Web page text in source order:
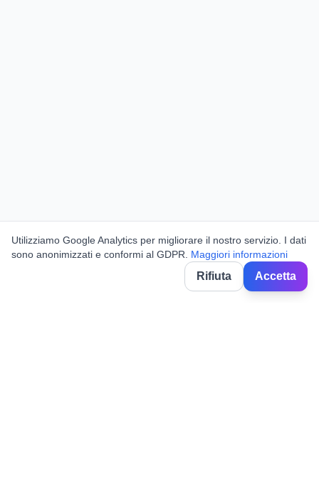
Utilizziamo Google Analytics per migliorare il nostro servizio. I dati
sono anonimizzati e conformi al GDPR.
Maggiori informazioni
Rifiuta Accetta